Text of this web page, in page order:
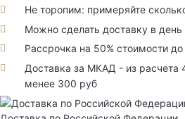
Не торопим: примеряйте
Можно сделать доставку в
Рассрочка на 50% стоимости
Доставка за МКАД - из
менее 300 руб